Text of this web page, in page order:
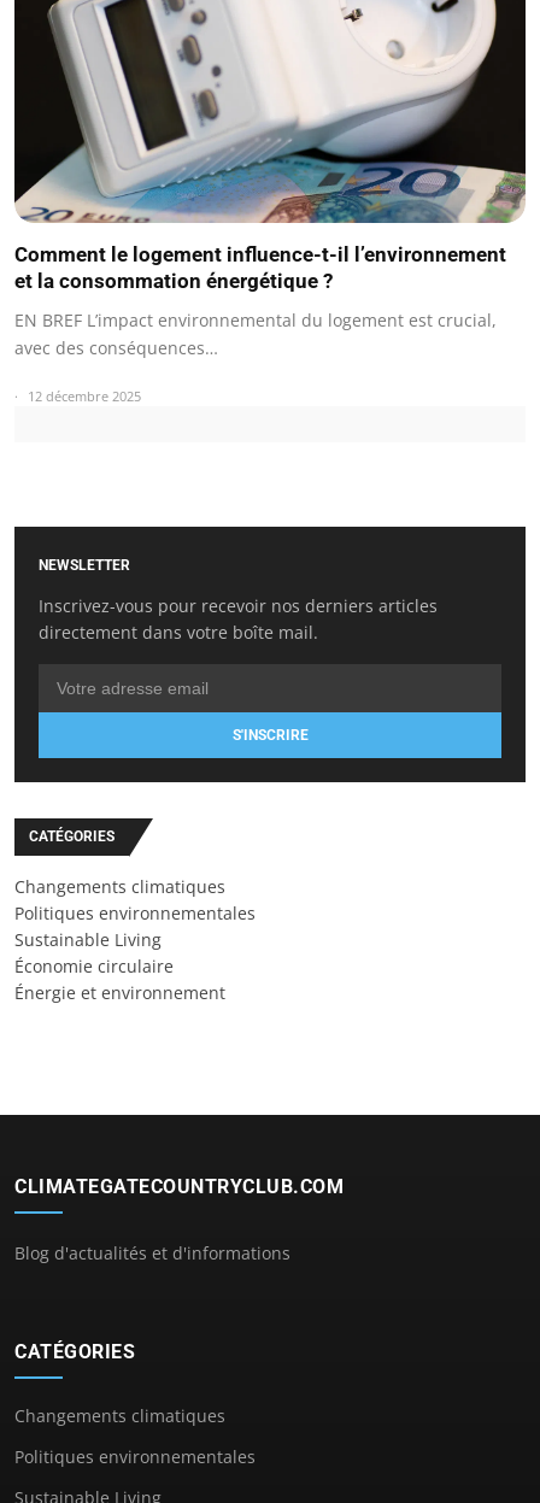
Comment le logement influence-t-il l’environnement
et la consommation énergétique ?
EN BREF L’impact environnemental du logement est crucial,
avec des conséquences…
12 décembre 2025
NEWSLETTER
Inscrivez-vous pour recevoir nos derniers articles
directement dans votre boîte mail.
S'INSCRIRE
CATÉGORIES
Changements climatiques
Politiques environnementales
Sustainable Living
Économie circulaire
Énergie et environnement
CLIMATEGATECOUNTRYCLUB.COM
Blog d'actualités et d'informations
CATÉGORIES
Changements climatiques
Politiques environnementales
Sustainable Living